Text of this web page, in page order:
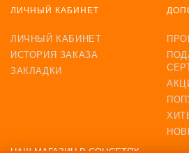
ЛИЧНЫЙ КАБИНЕТ
ЛИЧНЫЙ КАБИНЕТ
ИСТОРИЯ ЗАКАЗА
ЗАКЛАДКИ
НАШ МАГАЗИН В СОЦСЕТЯХ